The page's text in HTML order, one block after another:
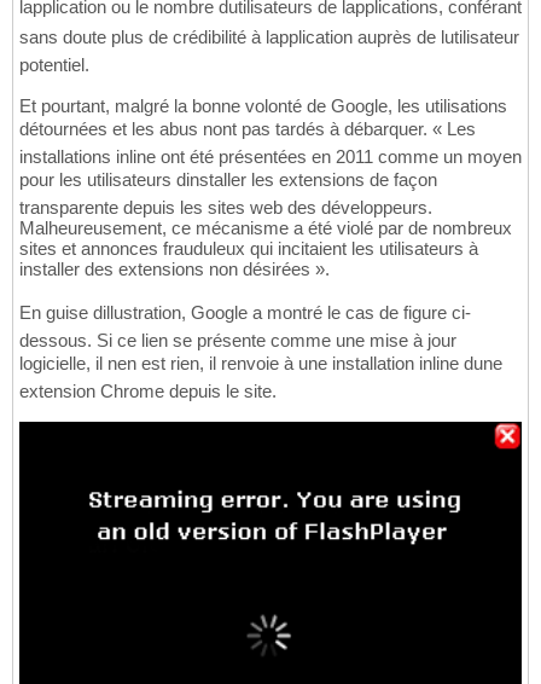
lapplication ou le nombre dutilisateurs de lapplications, conférant
sans doute plus de crédibilité à lapplication auprès de lutilisateur
potentiel.
Et pourtant, malgré la bonne volonté de Google, les utilisations
détournées et les abus nont pas tardés à débarquer. « Les
installations inline ont été présentées en 2011 comme un moyen
pour les utilisateurs dinstaller les extensions de façon
transparente depuis les sites web des développeurs.
Malheureusement, ce mécanisme a été violé par de nombreux
sites et annonces frauduleux qui incitaient les utilisateurs à
installer des extensions non désirées ».
En guise dillustration, Google a montré le cas de figure ci-
dessous. Si ce lien se présente comme une mise à jour
logicielle, il nen est rien, il renvoie à une installation inline dune
extension Chrome depuis le site.